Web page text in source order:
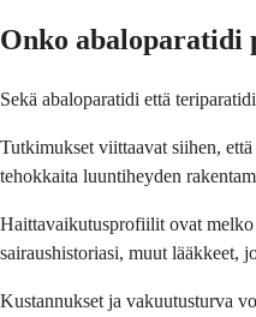
Onko
Sekä abaloparatidi että
Tutkimukset viittaavat siihen,
tehokkaita luuntiheyden
Haittavaikutusprofiilit ovat melko
sairaushistoriasi, muut lääkkeet,
Kustannukset ja vakuutusturva